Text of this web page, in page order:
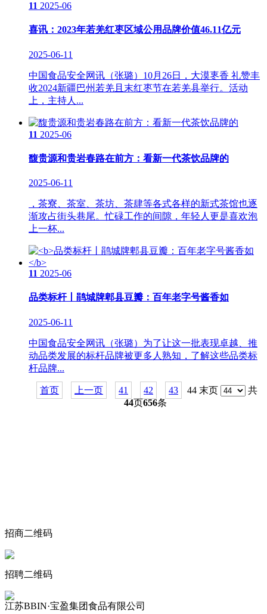
11 2025-06
喜讯：2023年若羌红枣区域公用品牌价值46.11亿元
2025-06-11
中国食品安全网讯（张璐）10月26日，大漠栆香 礼赞丰
收2024新疆巴州若羌且末红枣节在若羌县举行。活动
上，主持人...
11 2025-06
馥贵源和贵岩春路在前方：看新一代茶饮品牌的
2025-06-11
，茶寮、茶室、茶坊、茶肆等各式各样的新式茶馆也逐
渐攻占街头巷尾。忙碌工作的间隙，年轻人更是喜欢泡
上一杯...
11 2025-06
品类标杆丨鹃城牌郫县豆瓣：百年老字号酱香如
2025-06-11
中国食品安全网讯（张璐）为了让这一批表现卓越、推
动品类发展的标杆品牌被更多人熟知，了解这些品类标
杆品牌...
首页 上一页 41 42 43 44 末页
共
44页656条
招商二维码
招聘二维码
江苏BBIN·宝盈集团食品有限公司